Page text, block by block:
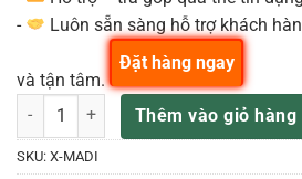
-
Luôn sẵn sàng hỗ trợ khách
và tận tâm.
Behringer X-MADI Card Mở Rộng cho
Thêm vào giỏ hàng
Đặt hàng ngay
SKU: X-MADI